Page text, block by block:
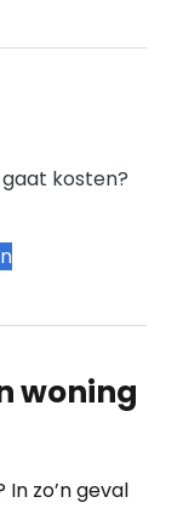
kosten?
woning
zo’n geval